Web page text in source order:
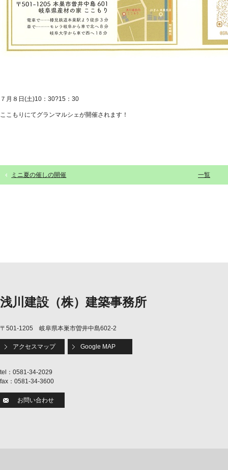
７月８日(土)10：30?15：30
ここもりにてグランマルシェが開催されます！
ミニ夏の催しの開催 一覧
浅川建設（株）建築事務所
〒501-1205 岐阜県本巣市曽井中島602-2
アクセスマップ Google MAP
tel：0581-34-2029
fax：0581-34-3600
お問い合わせ